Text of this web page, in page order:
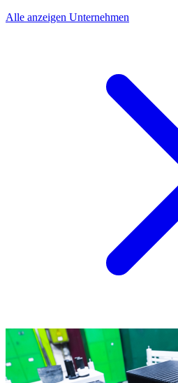
Alle anzeigen Unternehmen